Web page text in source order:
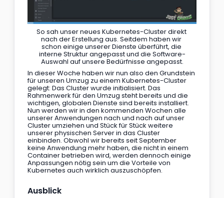
So sah unser neues Kubernetes-Cluster direkt
nach der Erstellung aus. Seitdem haben wir
schon einige unserer Dienste überführt, die
interne Struktur angepasst und die Software-
Auswahl auf unsere Bedürfnisse angepasst.
In dieser Woche haben wir nun also den Grundstein
für unseren Umzug zu einem Kubernetes-Cluster
gelegt: Das Cluster wurde initialisiert. Das
Rahmenwerk für den Umzug steht bereits und die
wichtigen, globalen Dienste sind bereits installiert.
Nun werden wir in den kommenden Wochen alle
unserer Anwendungen nach und nach auf unser
Cluster umziehen und Stück für Stück weitere
unserer physischen Server in das Cluster
einbinden. Obwohl wir bereits seit September
keine Anwendung mehr haben, die nicht in einem
Container betrieben wird, werden dennoch einige
Anpassungen nötig sein um die Vorteile von
Kubernetes auch wirklich auszuschöpfen.
Ausblick